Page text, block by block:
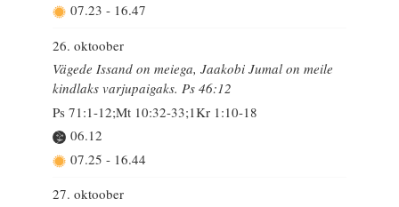
07.23 - 16.47
26. oktoober
Vägede Issand on meiega, Jaakobi Jumal on meile
kindlaks varjupaigaks. Ps 46:12
Ps 71:1-12;Mt 10:32-33;1Kr 1:10-18
06.12
07.25 - 16.44
27. oktoober